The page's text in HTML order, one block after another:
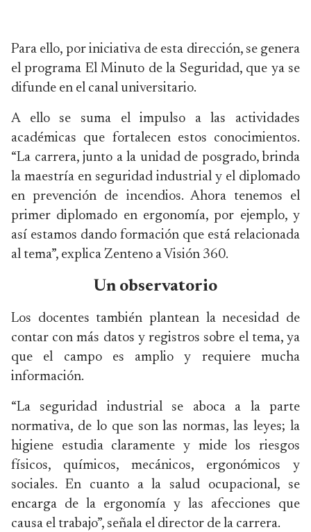
Para ello, por iniciativa de esta dirección, se genera
el programa El Minuto de la Seguridad, que ya se
difunde en el canal universitario.
A ello se suma el impulso a las actividades
académicas que fortalecen estos conocimientos.
“La carrera, junto a la unidad de posgrado, brinda
la maestría en seguridad industrial y el diplomado
en prevención de incendios. Ahora tenemos el
primer diplomado en ergonomía, por ejemplo, y
así estamos dando formación que está relacionada
al tema”, explica Zenteno a Visión 360.
Un observatorio
Los docentes también plantean la necesidad de
contar con más datos y registros sobre el tema, ya
que el campo es amplio y requiere mucha
información.
“La seguridad industrial se aboca a la parte
normativa, de lo que son las normas, las leyes; la
higiene estudia claramente y mide los riesgos
físicos, químicos, mecánicos, ergonómicos y
sociales. En cuanto a la salud ocupacional, se
encarga de la ergonomía y las afecciones que
causa el trabajo”, señala el director de la carrera.